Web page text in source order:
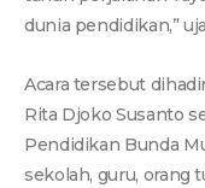
dunia pendidikan,”
Acara tersebut
Rita Djoko Susanto
Pendidikan Bunda
sekolah, guru, orang